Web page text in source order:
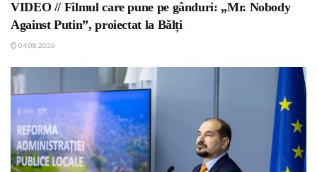
VIDEO // Filmul care pune pe gânduri: „Mr. Nobody
Against Putin”, proiectat la Bălți
04.08.2026